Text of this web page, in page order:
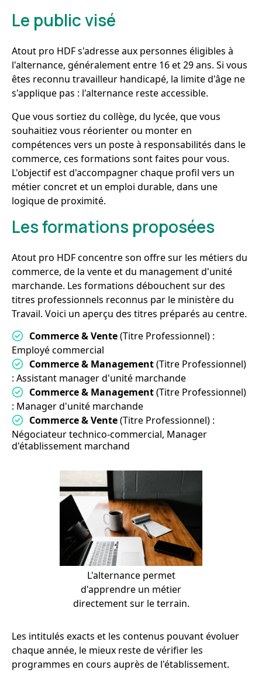
Le public visé
Atout pro HDF s'adresse aux personnes éligibles à
l'alternance, généralement entre 16 et 29 ans. Si vous
êtes reconnu travailleur handicapé, la limite d'âge ne
s'applique pas : l'alternance reste accessible.
Que vous sortiez du collège, du lycée, que vous
souhaitiez vous réorienter ou monter en
compétences vers un poste à responsabilités dans le
commerce, ces formations sont faites pour vous.
L'objectif est d'accompagner chaque profil vers un
métier concret et un emploi durable, dans une
logique de proximité.
Les formations proposées
Atout pro HDF concentre son offre sur les métiers du
commerce, de la vente et du management d'unité
marchande. Les formations débouchent sur des
titres professionnels reconnus par le ministère du
Travail. Voici un aperçu des titres préparés au centre.
Commerce & Vente(Titre Professionnel) :
Employé commercial
Commerce & Management(Titre Professionnel)
: Assistant manager d'unité marchande
Commerce & Management(Titre Professionnel)
: Manager d'unité marchande
Commerce & Vente(Titre Professionnel) :
Négociateur technico-commercial, Manager
d'établissement marchand
L'alternance permet
d'apprendre un métier
directement sur le terrain.
Les intitulés exacts et les contenus pouvant évoluer
chaque année, le mieux reste de vérifier les
programmes en cours auprès de l'établissement.